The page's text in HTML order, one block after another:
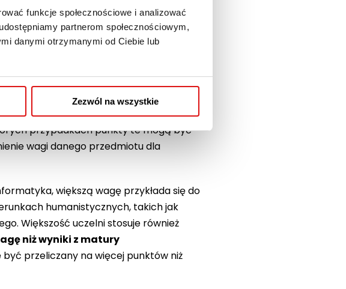
funkcje społecznościowe i analizować
partnerom społecznościowym,
danymi otrzymanymi od Ciebie lub
Zezwól na wszystkie
(na studia I stopnia lub
oraz innych osiągnięć, które
maturalnych na punkty
punktów, jest wynik z
maturalnego przeliczany jest na
przypadkach punkty te mogą być
wagi danego przedmiotu dla
większą wagę przykłada się do
humanistycznych, takich jak
Większość uczelni stosuje również
niż wyniki z matury
być przeliczany na więcej punktów niż